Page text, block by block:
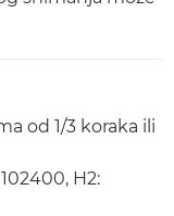
od 1/3 koraka ili
H2: